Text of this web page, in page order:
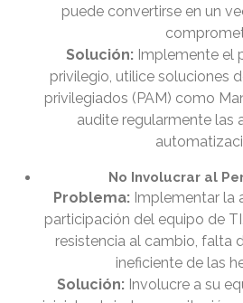
puede convertirse en un
Solución: Implemente el
privilegio, utilice soluciones
privilegiados (PAM) como
audite regularmente las
No Involucrar al
Problema: Implementar la
participación del equipo de
resistencia al cambio, falta
ineficiente de las
Solución:Involucre a su